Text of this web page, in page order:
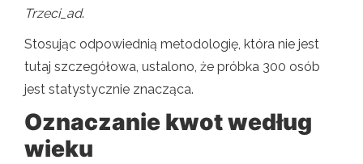
Trzeci_ad.
Stosując odpowiednią metodologię, która nie jest
tutaj szczegółowa, ustalono, że próbka 300 osób
jest statystycznie znacząca.
Oznaczanie kwot według
wieku